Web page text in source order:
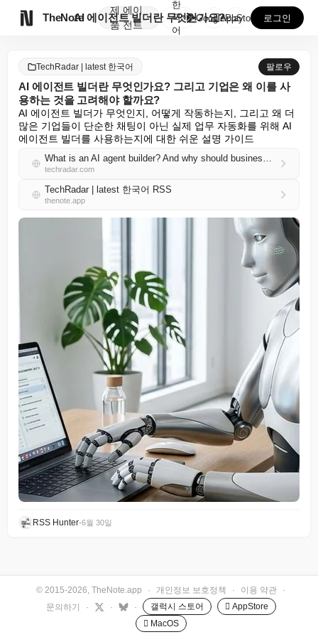
TheNote
제
품
에이
전트
AI 에이전트 빌더란 무엇인가요? 그리고 기업은 왜 이...
한
국
어
GooglePlay
AppStore 로그인
TechRadar | latest 한국어 팔로우
AI 에이전트 빌더란 무엇인가요? 그리고 기업은 왜 이를 사
용하는 것을 고려해야 할까요?
AI 에이전트 빌더가 무엇인지, 어떻게 작동하는지, 그리고 왜 더
많은 기업들이 단순한 채팅이 아닌 실제 업무 자동화를 위해 AI
에이전트 빌더를 사용하는지에 대한 쉬운 설명 가이드
What is an AI agent builder? And why should businesses consider using it?
techradar.com
TechRadar | latest 한국어 RSS
thenote.app
RSS Hunter•6월 30일
© 2015-2026, TheNote.app · 개인정보 보호정책 · 이용 약관
·
문의하기
· · · 갤럭시 스토어
 AppStore
 MacOS